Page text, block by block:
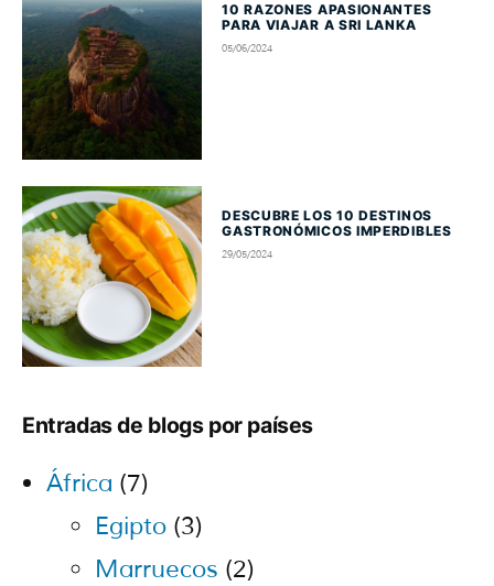
10 RAZONES APASIONANTES
PARA VIAJAR A SRI LANKA
05/06/2024
DESCUBRE LOS 10 DESTINOS
GASTRONÓMICOS IMPERDIBLES
29/05/2024
Entradas de blogs por países
África (7)
Egipto (3)
Marruecos (2)